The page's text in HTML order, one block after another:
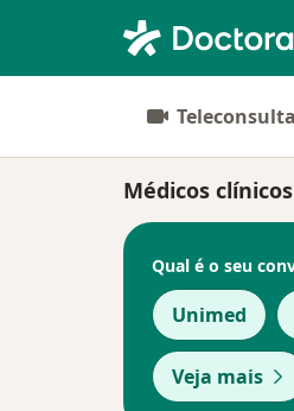
Teleconsulta
Médicos
Qual é o seu
Unimed
Veja mais